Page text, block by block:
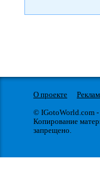
О проекте
© IGotoWorld.com
Копирование
запрещено.